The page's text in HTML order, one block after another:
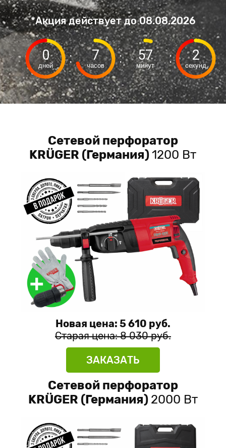
*Акция действует до08.08.2026
0
дней : 7
часов : 57
минут : 1
секунд
Сетевой перфоратор
KRÜGER (Германия)1200 Вт
Новая цена: 5 610 руб.
Старая цена: 8 030 руб.
ЗАКАЗАТЬ
Сетевой перфоратор
KRÜGER (Германия) 2000 Вт